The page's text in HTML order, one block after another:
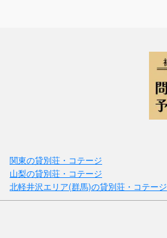
関東の貸別荘・コテージ
山梨の貸別荘・コテージ
北軽井沢エリア(群馬)の貸別荘・コテージ